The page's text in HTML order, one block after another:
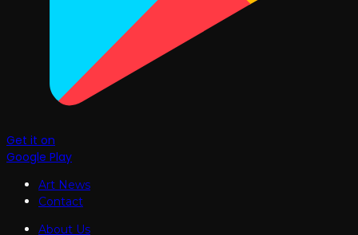
Get it on
Google Play
Art News
Contact
About Us